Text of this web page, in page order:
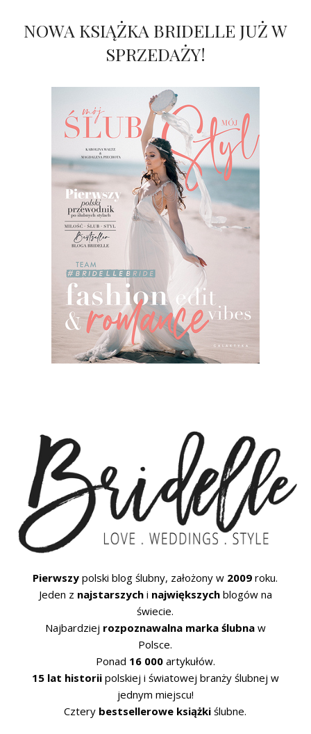
NOWA KSIĄŻKA BRIDELLE JUŻ W
SPRZEDAŻY!
Pierwszy polski blog ślubny, założony w 2009 roku.
Jeden z najstarszychi największychblogów na
świecie.
Najbardziej rozpoznawalna marka ślubnaw
Polsce.
Ponad 16 000artykułów.
15 lat historiipolskiej i światowej branży ślubnej w
jednym miejscu!
Cztery bestsellerowe książki ślubne.